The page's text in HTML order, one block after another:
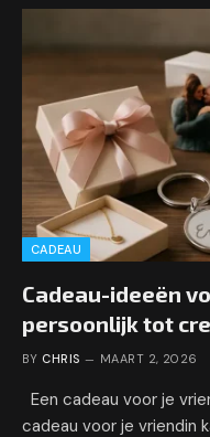
CADEAU
Cadeau-ideeën
persoonlijk tot
BY CHRIS MAART 2, 2026
Een cadeau voor je
cadeau voor je vriendin